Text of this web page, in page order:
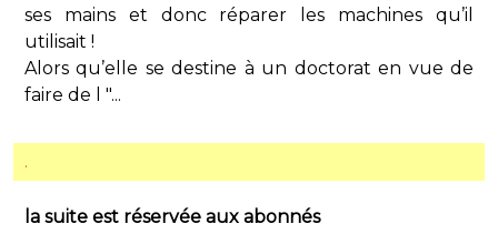
ses mains et donc réparer les machines qu’il
utilisait !
Alors qu’elle se destine à un doctorat en vue de
faire de l "...
.
la suite est réservée aux abonnés